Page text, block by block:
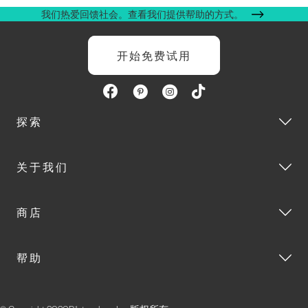
我们热爱回馈社会。查看我们提供帮助的方式。
开始免费试用
探索
关于我们
商店
帮助